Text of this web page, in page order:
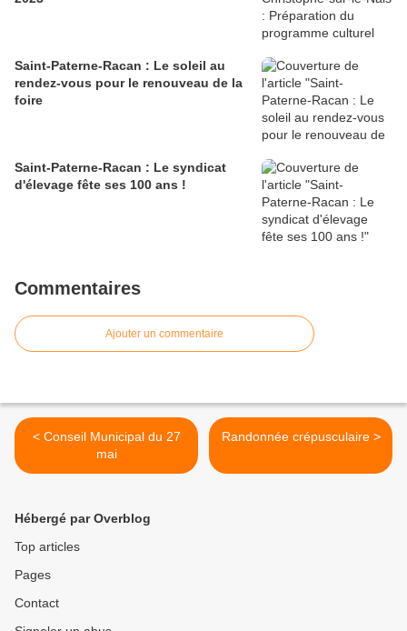
Saint-Paterne-Racan : Le soleil au
rendez-vous pour le renouveau de la
foire
Saint-Paterne-Racan : Le syndicat
d'élevage fête ses 100 ans !
Commentaires
Ajouter un commentaire
< Conseil Municipal du 27
mai
Randonnée crépusculaire >
Hébergé par Overblog
Top articles
Pages
Contact